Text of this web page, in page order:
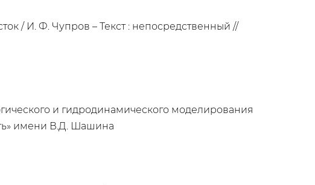
/ И. Ф. Чупров – Текст : непосредственный //
и гидродинамического моделирования
имени В.Д. Шашина